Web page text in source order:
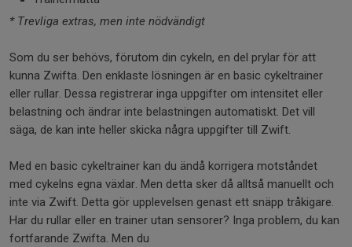
* Trevliga extras, men inte nödvändigt
Som du ser behövs, förutom din cykeln, en del prylar för att
kunna Zwifta. Den enklaste lösningen är en basic cykeltrainer
eller rullar. Dessa registrerar inga uppgifter om intensitet eller
belastning och ändrar inte belastningen automatiskt. Det vill
säga, de kan inte heller skicka några uppgifter till Zwift.
Med en basic cykeltrainer kan du ändå korrigera motståndet
med cykelns egna växlar. Men detta sker då alltså manuellt och
inte via Zwift. Detta gör upplevelsen genast ett snäpp tråkigare.
Har du rullar eller en trainer utan sensorer? Inga problem, du kan
fortfarande Zwifta. Men du